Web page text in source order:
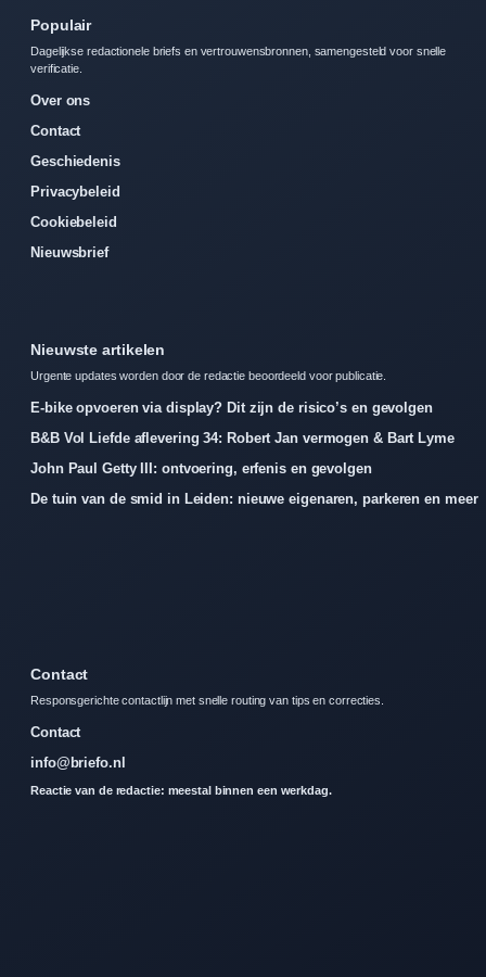
Populair
Dagelijkse redactionele briefs en vertrouwensbronnen, samengesteld voor snelle
verificatie.
Over ons
Contact
Geschiedenis
Privacybeleid
Cookiebeleid
Nieuwsbrief
Nieuwste artikelen
Urgente updates worden door de redactie beoordeeld voor publicatie.
E-bike opvoeren via display? Dit zijn de risico’s en gevolgen
B&B Vol Liefde aflevering 34: Robert Jan vermogen & Bart Lyme
John Paul Getty III: ontvoering, erfenis en gevolgen
De tuin van de smid in Leiden: nieuwe eigenaren, parkeren en meer
Contact
Responsgerichte contactlijn met snelle routing van tips en correcties.
Contact
info@briefo.nl
Reactie van de redactie: meestal binnen een werkdag.